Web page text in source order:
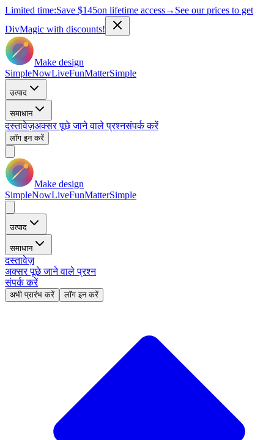
Limited time:Save $145on lifetime access→ See our prices to get
DivMagic with discounts!
Make design
SimpleNowLiveFunMatterSimple
उत्पाद
समाधान
दस्तावेज़अक्सर पूछे जाने वाले प्रश्नसंपर्क करें
लॉग इन करें
Make design
SimpleNowLiveFunMatterSimple
उत्पाद
समाधान
दस्तावेज़
अक्सर पूछे जाने वाले प्रश्न
संपर्क करें
अभी प्रारंभ करें लॉग इन करें